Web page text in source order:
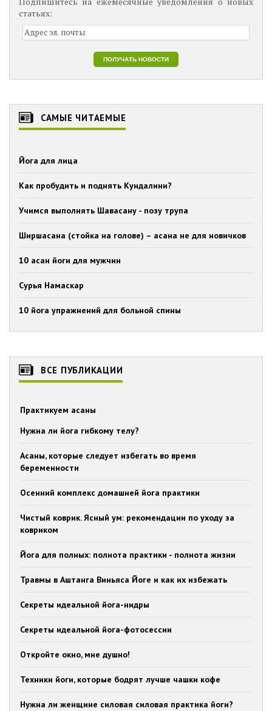
статьях:
САМЫЕ ЧИТАЕМЫЕ
Йога для лица
Как пробудить и поднять Кундалини?
Учимся выполнять Шавасану - позу трупа
Ширшасана (стойка на голове) – асана не для новичков
10 асан йоги для мужчин
Сурья Намаскар
10 йога упражнений для больной спины
ВСЕ ПУБЛИКАЦИИ
Практикуем асаны
Нужна ли йога гибкому телу?
Асаны, которые следует избегать во время
беременности
Осенний комплекс домашней йога практики
Чистый коврик. Ясный ум: рекомендации по уходу за
ковриком
Йога для полных: полнота практики - полнота жизни
Травмы в Аштанга Виньяса Йоге и как их избежать
Секреты идеальной йога-нидры
Секреты идеальной йога-фотосессии
Откройте окно, мне душно!
Техники йоги, которые бодрят лучше чашки кофе
Нужна ли женщине силовая силовая практика йоги?